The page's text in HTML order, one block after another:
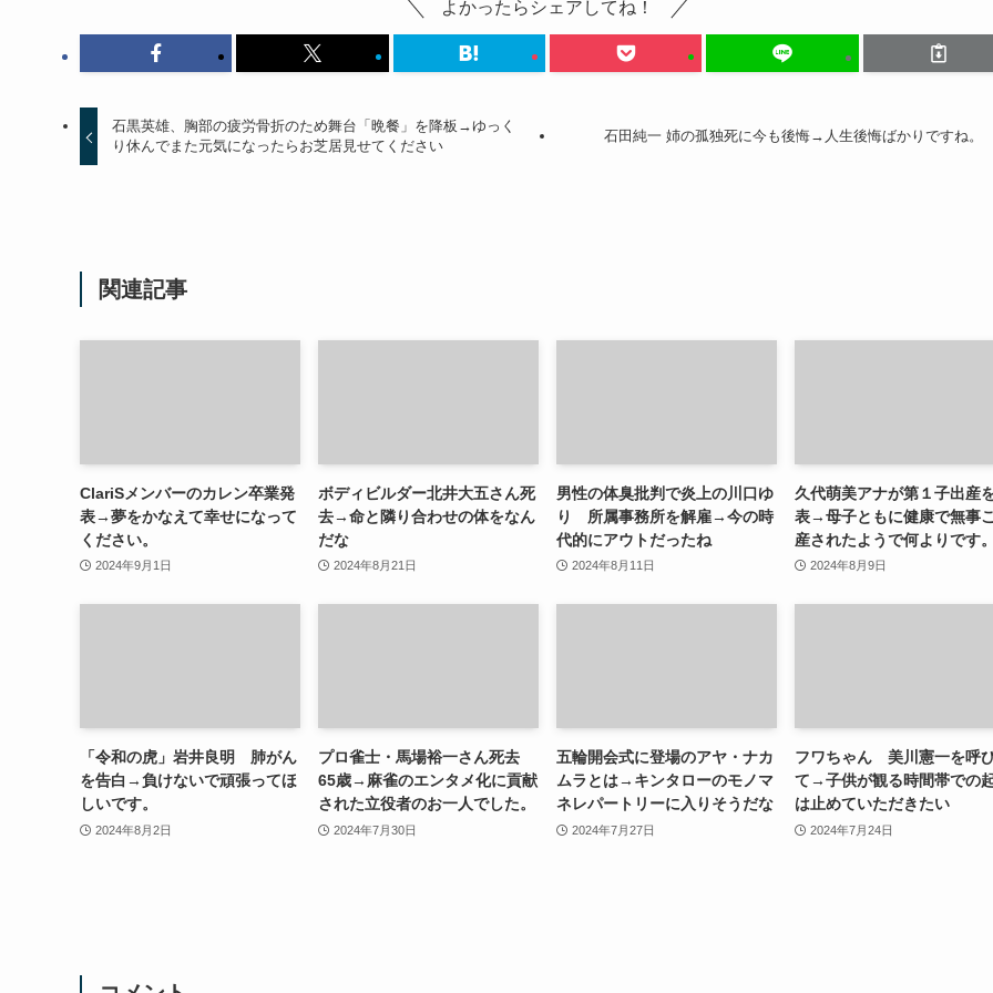
よかったらシェアしてね！
石黒英雄、胸部の疲労骨折のため舞台「晩餐」を降板→ゆっく
り休んでまた元気になったらお芝居見せてください
石田純一 姉の孤独死に今も後悔→人生後悔ばかりですね。
関連記事
ClariSメンバーのカレン卒業発
表→夢をかなえて幸せになって
ください。
2024年9月1日
ボディビルダー北井大五さん死
去→命と隣り合わせの体をなん
だな
2024年8月21日
男性の体臭批判で炎上の川口ゆ
り 所属事務所を解雇→今の時
代的にアウトだったね
2024年8月11日
久代萌美アナが第１子出産
表→母子ともに健康で無事
産されたようで何よりです
2024年8月9日
「令和の虎」岩井良明 肺がん
を告白→負けないで頑張ってほ
しいです。
2024年8月2日
プロ雀士・馬場裕一さん死去
65歳→麻雀のエンタメ化に貢献
された立役者のお一人でした。
2024年7月30日
五輪開会式に登場のアヤ・ナカ
ムラとは→キンタローのモノマ
ネレパートリーに入りそうだな
2024年7月27日
フワちゃん 美川憲一を呼
て→子供が観る時間帯での
は止めていただきたい
2024年7月24日